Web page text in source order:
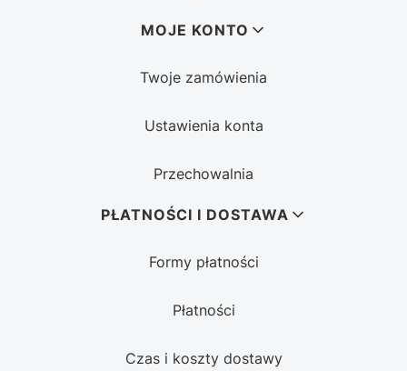
MOJE KONTO
Twoje zamówienia
Ustawienia konta
Przechowalnia
PŁATNOŚCI I DOSTAWA
Formy płatności
Płatności
Czas i koszty dostawy